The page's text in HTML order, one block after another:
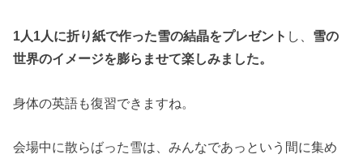
1人1人に折り紙で作った雪の結晶をプレゼント し、 雪の
世界のイメージを膨らませて楽しみました。
身体の英語も復習できますね。
会場中に散らばった雪は、みんなであっという間に集め